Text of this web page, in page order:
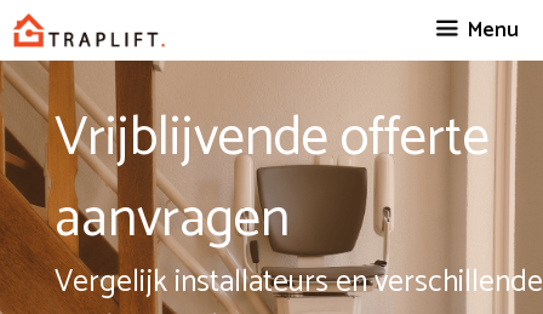
Spring
naar
inhoud
Menu
Vrijblijvende offerte
aanvragen
Vergelijk installateurs en verschillende